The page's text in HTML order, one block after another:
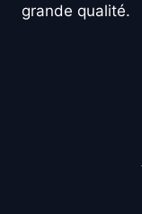
grande qualité.